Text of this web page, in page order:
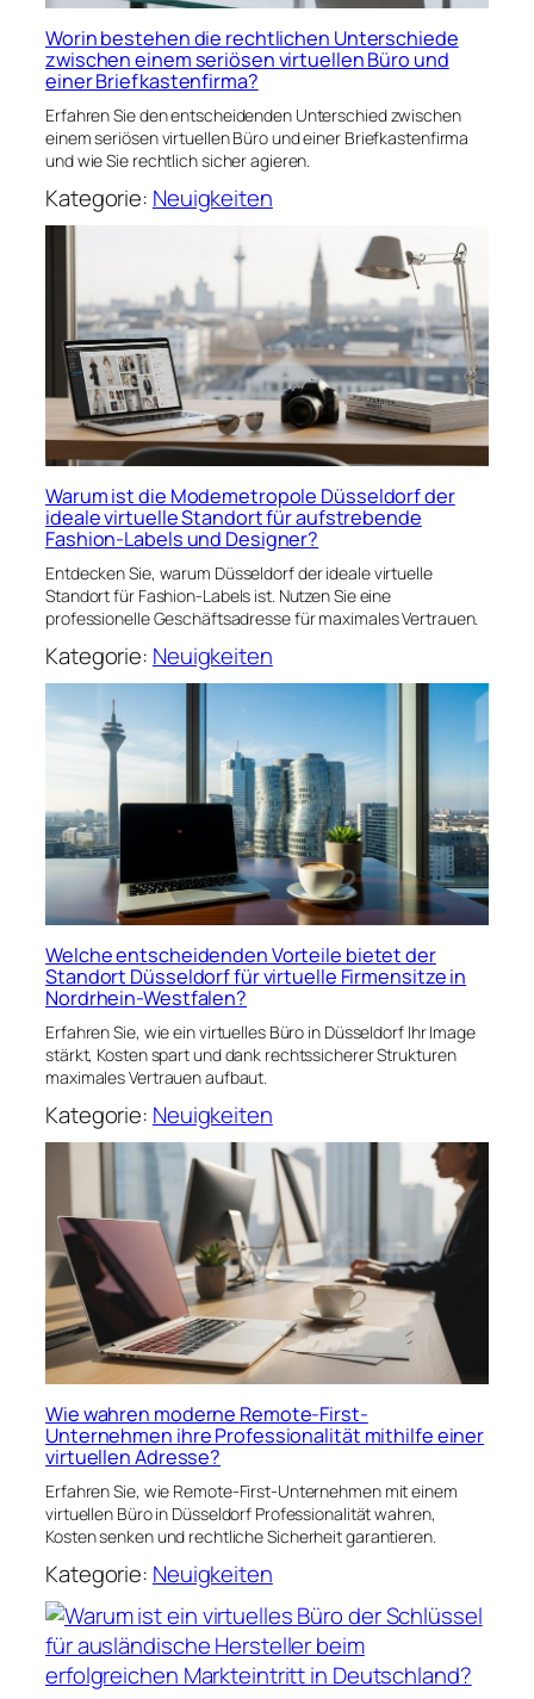
Worin bestehen die rechtlichen Unterschiede
zwischen einem seriösen virtuellen Büro und
einer Briefkastenfirma?
Erfahren Sie den entscheidenden Unterschied zwischen
einem seriösen virtuellen Büro und einer Briefkastenfirma
und wie Sie rechtlich sicher agieren.
Kategorie: Neuigkeiten
Warum ist die Modemetropole Düsseldorf der
ideale virtuelle Standort für aufstrebende
Fashion-Labels und Designer?
Entdecken Sie, warum Düsseldorf der ideale virtuelle
Standort für Fashion-Labels ist. Nutzen Sie eine
professionelle Geschäftsadresse für maximales Vertrauen.
Kategorie: Neuigkeiten
Welche entscheidenden Vorteile bietet der
Standort Düsseldorf für virtuelle Firmensitze in
Nordrhein-Westfalen?
Erfahren Sie, wie ein virtuelles Büro in Düsseldorf Ihr Image
stärkt, Kosten spart und dank rechtssicherer Strukturen
maximales Vertrauen aufbaut.
Kategorie: Neuigkeiten
Wie wahren moderne Remote-First-
Unternehmen ihre Professionalität mithilfe einer
virtuellen Adresse?
Erfahren Sie, wie Remote-First-Unternehmen mit einem
virtuellen Büro in Düsseldorf Professionalität wahren,
Kosten senken und rechtliche Sicherheit garantieren.
Kategorie: Neuigkeiten